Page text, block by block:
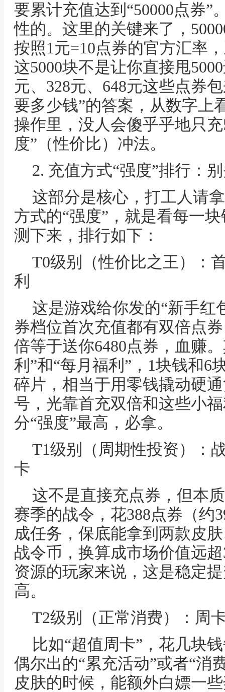
要累计充值达到“50000点券”
性的。这里的关键来了，
按照1元=10点券的官方汇率
这5000块不是让你直接甩
元、328元、648元这些点券
要多少钱”的答案，从数字上
操作里，没人会傻乎乎地只
度”（性价比）冲法。
2. 充值方式“强度”排行：
这部分是核心，打工人请
方式的“强度”，就是看每一
测下来，排行如下：
T0级别（性价比之王）：
利
这是游戏给你发的“新手红
券档位首次充值都有双倍点
倍等于送你6480点券，血赚
利”和“每月福利”，1块钱和6
碎片，相当于用零钱撬动硬
号，光靠首充双倍和这些小
分“强度”最高，必拿。
T1级别（周期性投资）：
卡
这不是直接充点券，但本
赛季的战令，花388点券（约
成任务，保底能拿到两款皮
战令币，换算成市场价值远
资源的玩家来说，这是稳定
高。
T2级别（正常消费）：周
比如“超值周卡”，花几块
偶尔出的“累充活动”或者“消
皮肤的时候，能额外白嫖一